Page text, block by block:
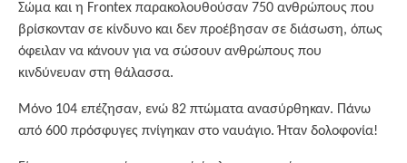
Σώμα και η Frontex παρακολουθούσαν 750 ανθρώπους που
βρίσκονταν σε κίνδυνο και δεν προέβησαν σε διάσωση, όπως
όφειλαν να κάνουν για να σώσουν ανθρώπους που
κινδύνευαν στη θάλασσα.
Μόνο 104 επέζησαν, ενώ 82 πτώματα ανασύρθηκαν. Πάνω
από 600 πρόσφυγες πνίγηκαν στο ναυάγιο. Ήταν δολοφονία!